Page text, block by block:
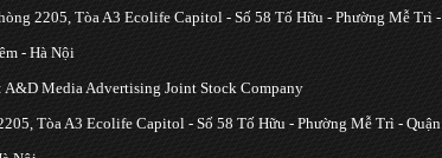
2205, Tòa A3 Ecolife Capitol - Số 58 Tố Hữu - Phường Mễ Trì -
- Hà Nội
A&D Media Advertising Joint Stock Company
Tòa A3 Ecolife Capitol - Số 58 Tố Hữu - Phường Mễ Trì - Quận